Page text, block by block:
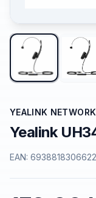
YEALINK
Yealink
EAN: 6938818306622